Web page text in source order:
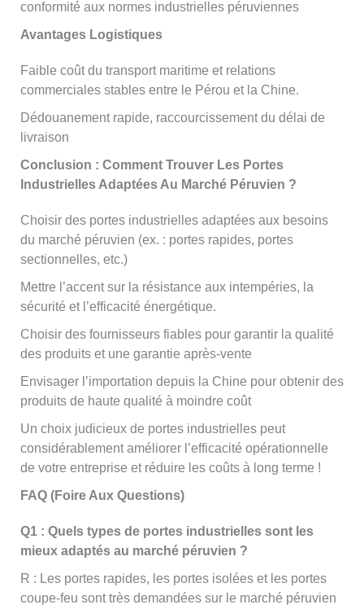
conformité aux normes industrielles péruviennes
Avantages Logistiques
Faible coût du transport maritime et relations
commerciales stables entre le Pérou et la Chine.
Dédouanement rapide, raccourcissement du délai de
livraison
Conclusion : Comment Trouver Les Portes
Industrielles Adaptées Au Marché Péruvien ?
Choisir des portes industrielles adaptées aux besoins
du marché péruvien (ex. : portes rapides, portes
sectionnelles, etc.)
Mettre l’accent sur la résistance aux intempéries, la
sécurité et l’efficacité énergétique.
Choisir des fournisseurs fiables pour garantir la qualité
des produits et une garantie après-vente
Envisager l’importation depuis la Chine pour obtenir des
produits de haute qualité à moindre coût
Un choix judicieux de portes industrielles peut
considérablement améliorer l’efficacité opérationnelle
de votre entreprise et réduire les coûts à long terme !
FAQ (Foire Aux Questions)
Q1 : Quels types de portes industrielles sont les
mieux adaptés au marché péruvien ?
R : Les portes rapides, les portes isolées et les portes
coupe-feu sont très demandées sur le marché péruvien